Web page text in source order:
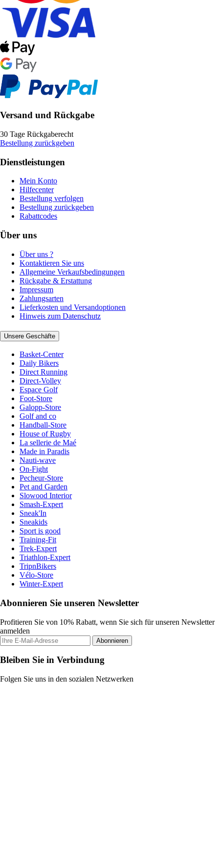
Versand und Rückgabe
30 Tage Rückgaberecht
Bestellung zurückgeben
Dienstleistungen
Mein Konto
Hilfecenter
Bestellung verfolgen
Bestellung zurückgeben
Rabattcodes
Über uns
Über uns ?
Kontaktieren Sie uns
Allgemeine Verkaufsbedingungen
Rückgabe & Erstattung
Impressum
Zahlungsarten
Lieferkosten und Versandoptionen
Hinweis zum Datenschutz
Unsere Geschäfte
Basket-Center
Daily Bikers
Direct Running
Direct-Volley
Espace Golf
Foot-Store
Galopp-Store
Golf and co
Handball-Store
House of Rugby
La sellerie de Maé
Made in Paradis
Nauti-wave
On-Fight
Pecheur-Store
Pet and Garden
Slowood Interior
Smash-Expert
Sneak'In
Sneakids
Sport is good
Training-Fit
Trek-Expert
Triathlon-Expert
TripnBikers
Vélo-Store
Winter-Expert
Abonnieren Sie unseren Newsletter
Profitieren Sie von 10% Rabatt, wenn Sie sich für unseren Newsletter
anmelden
Abonnieren
Bleiben Sie in Verbindung
Folgen Sie uns in den sozialen Netzwerken